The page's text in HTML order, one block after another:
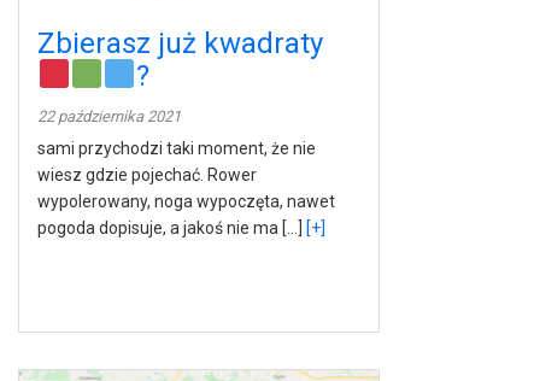
Zbierasz już kwadraty
?
22 października 2021
sami przychodzi taki moment, że nie
wiesz gdzie pojechać. Rower
wypolerowany, noga wypoczęta, nawet
pogoda dopisuje, a jakoś nie ma […]
[+]